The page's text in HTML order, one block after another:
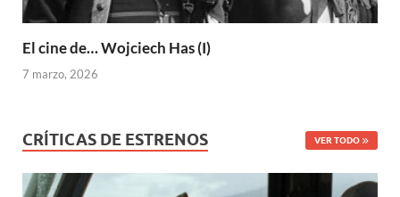
El cine de… Wojciech Has (I)
7 marzo, 2026
CRÍTICAS DE ESTRENOS VER TODO